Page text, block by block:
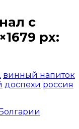
с
px:
винный напиток
доспехи россия